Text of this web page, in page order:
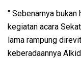
" Sebenarnya bukan
kegiatan acara
lama rampung
keberadaannya